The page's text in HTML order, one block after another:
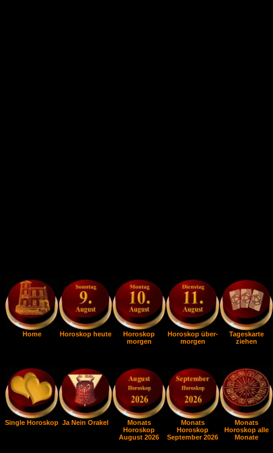
Home Horoskop heute
Horoskop
morgen
Horoskop über-
morgen
Tageskarte
ziehen
Single Horoskop Ja Nein Orakel
Monats
Horoskop
August 2026
Monats
Horoskop
September 2026
Monats
Horoskop alle
Monate